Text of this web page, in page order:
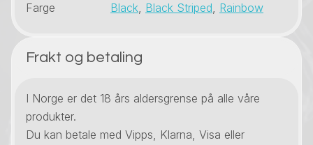
Farge Black, Black Striped, Rainbow
Frakt og betaling
I Norge er det 18 års aldersgrense på alle våre
produkter.
Du kan betale med Vipps, Klarna, Visa eller